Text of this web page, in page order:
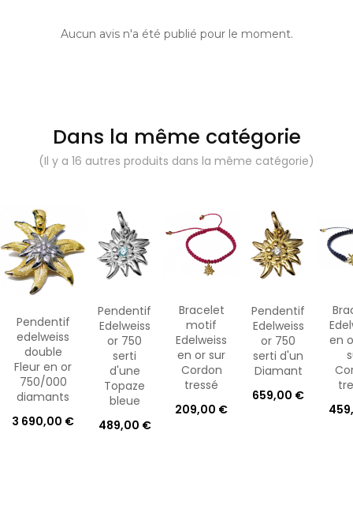
Aucun avis n'a été publié pour le moment.
Dans la même catégorie
(Il y a 16 autres produits dans la même catégorie)
Pendentif
edelweiss
double
Fleur en or
750/000
diamants
3 690,00 €
Pendentif
Edelweiss
or 750
serti
d'une
Topaze
bleue
489,00 €
Bracelet
motif
Edelweiss
en or sur
Cordon
tressé
209,00 €
Pendentif
Edelweiss
or 750
serti d'un
Diamant
659,00 €
en